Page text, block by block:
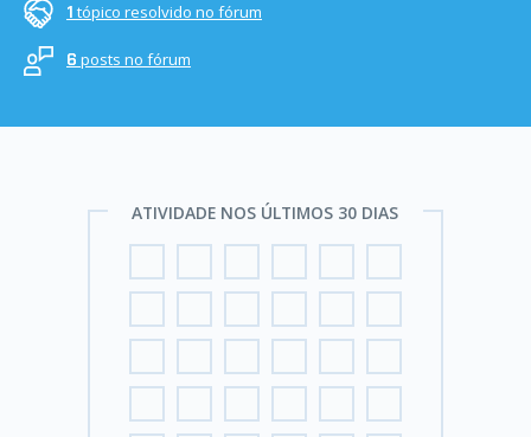
1 tópico resolvido no fórum
6 posts no fórum
ATIVIDADE NOS ÚLTIMOS 30 DIAS